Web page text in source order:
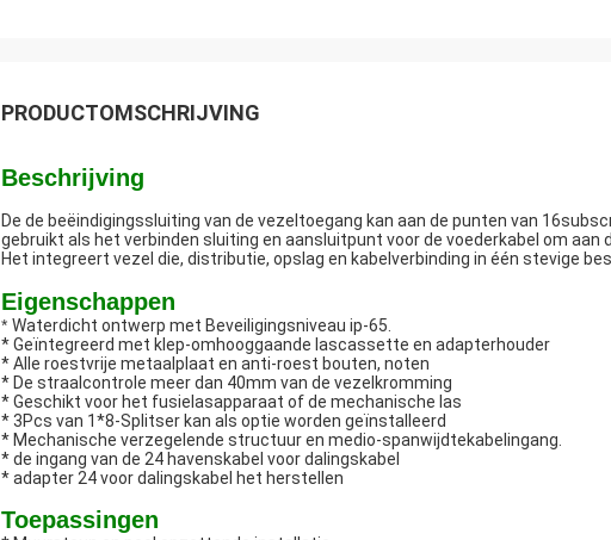
PRODUCTOMSCHRIJVING
Beschrijving
De de beëindigingssluiting van de vezeltoegang kan aan de punten van
gebruikt als het verbinden sluiting en aansluitpunt voor de voederkabel om
Het integreert vezel die, distributie, opslag en kabelverbinding in één stevige
Eigenschappen
* Waterdicht ontwerp met Beveiligingsniveau ip-65.
* Geïntegreerd met klep-omhooggaande lascassette en adapterhouder
* Alle roestvrije metaalplaat en anti-roest bouten, noten
* De straalcontrole meer dan 40mm van de vezelkromming
* Geschikt voor het fusielasapparaat of de mechanische las
* 3Pcs van 1*8-Splitser kan als optie worden geïnstalleerd
* Mechanische verzegelende structuur en medio-spanwijdtekabelingang.
* de ingang van de 24 havenskabel voor dalingskabel
* adapter 24 voor dalingskabel het herstellen
Toepassingen